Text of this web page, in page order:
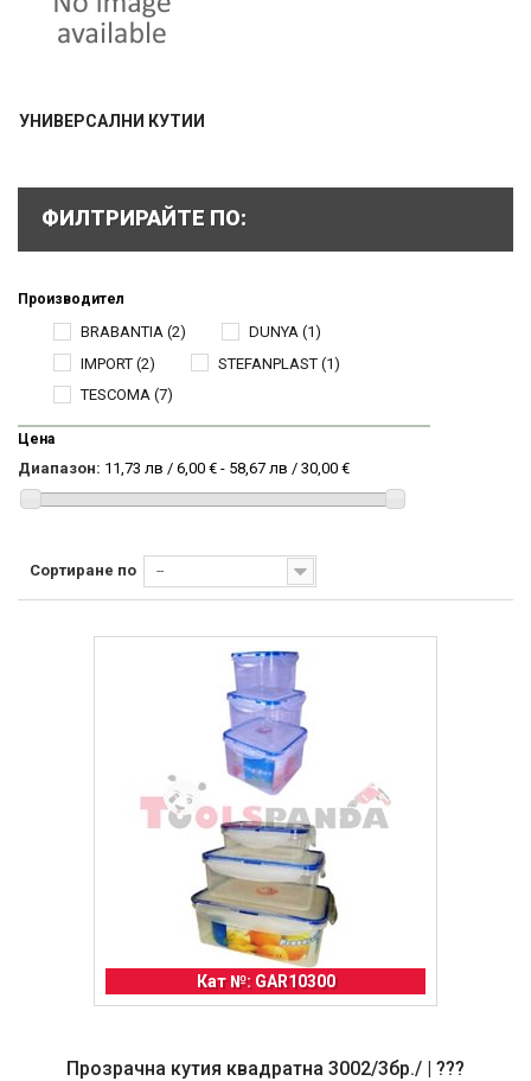
УНИВЕРСАЛНИ КУТИИ
ФИЛТРИРАЙТЕ ПО:
Производител
BRABANTIA (2) DUNYA (1)
IMPORT (2) STEFANPLAST (1)
TESCOMA (7)
Цена
Диапазон: 11,73 лв / 6,00 € - 58,67 лв / 30,00 €
Сортиране по --
Кат №: GAR10300
Прозрачна кутия квадратна 3002/3бр./ | ???